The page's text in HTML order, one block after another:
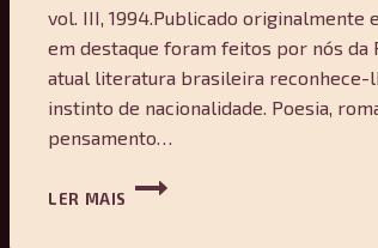
vol. III, 1994.Publicado originalmente
em destaque foram feitos por nós da
atual literatura brasileira
instinto de nacionalidade. Poesia,
pensamento…
LER MAIS
NOTÍCIA